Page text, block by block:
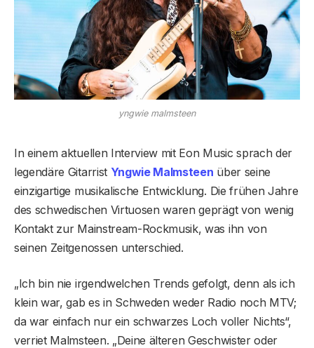
yngwie malmsteen
In einem aktuellen Interview mit Eon Music sprach der
legendäre Gitarrist Yngwie Malmsteen über seine
einzigartige musikalische Entwicklung. Die frühen Jahre
des schwedischen Virtuosen waren geprägt von wenig
Kontakt zur Mainstream-Rockmusik, was ihn von
seinen Zeitgenossen unterschied.
„Ich bin nie irgendwelchen Trends gefolgt, denn als ich
klein war, gab es in Schweden weder Radio noch MTV;
da war einfach nur ein schwarzes Loch voller Nichts“,
verriet Malmsteen. „Deine älteren Geschwister oder